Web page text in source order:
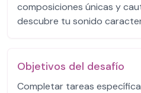
composiciones únicas y
descubre tu sonido
Objetivos del desafío
Completar tareas